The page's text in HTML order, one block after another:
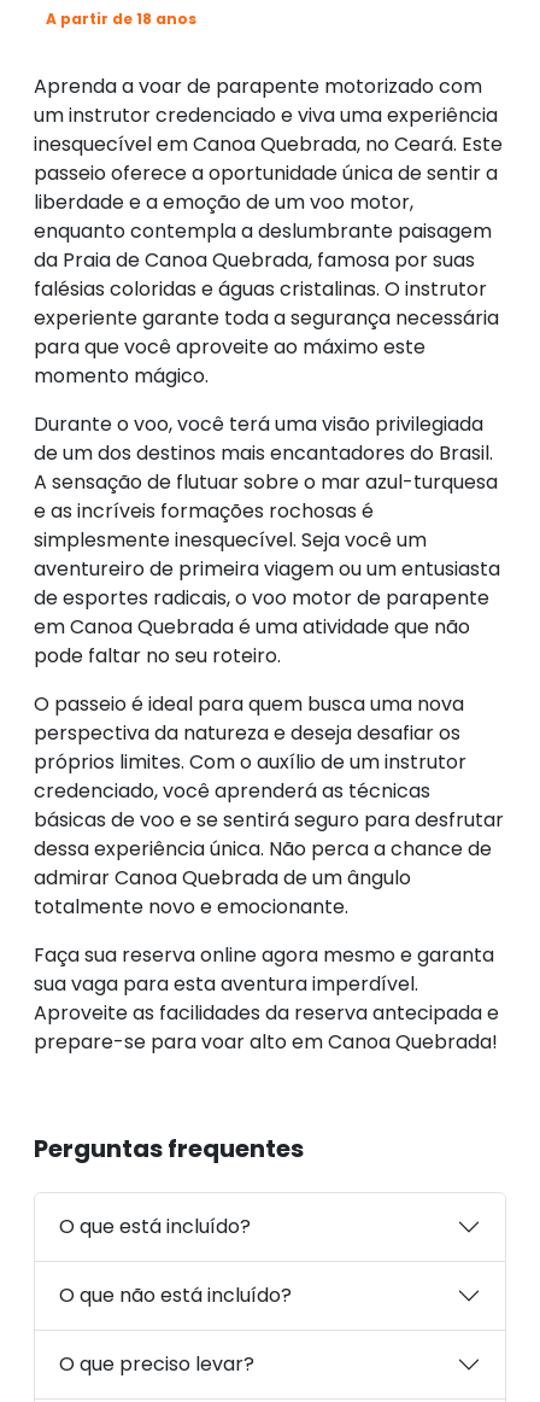
A partir de 18 anos
Aprenda a voar de parapente motorizado com
um instrutor credenciado e viva uma experiência
inesquecível em Canoa Quebrada, no Ceará. Este
passeio oferece a oportunidade única de sentir a
liberdade e a emoção de um voo motor,
enquanto contempla a deslumbrante paisagem
da Praia de Canoa Quebrada, famosa por suas
falésias coloridas e águas cristalinas. O instrutor
experiente garante toda a segurança necessária
para que você aproveite ao máximo este
momento mágico.
Durante o voo, você terá uma visão privilegiada
de um dos destinos mais encantadores do Brasil.
A sensação de flutuar sobre o mar azul-turquesa
e as incríveis formações rochosas é
simplesmente inesquecível. Seja você um
aventureiro de primeira viagem ou um entusiasta
de esportes radicais, o voo motor de parapente
em Canoa Quebrada é uma atividade que não
pode faltar no seu roteiro.
O passeio é ideal para quem busca uma nova
perspectiva da natureza e deseja desafiar os
próprios limites. Com o auxílio de um instrutor
credenciado, você aprenderá as técnicas
básicas de voo e se sentirá seguro para desfrutar
dessa experiência única. Não perca a chance de
admirar Canoa Quebrada de um ângulo
totalmente novo e emocionante.
Faça sua reserva online agora mesmo e garanta
sua vaga para esta aventura imperdível.
Aproveite as facilidades da reserva antecipada e
prepare-se para voar alto em Canoa Quebrada!
Perguntas frequentes
O que está incluído?
O que não está incluído?
O que preciso levar?